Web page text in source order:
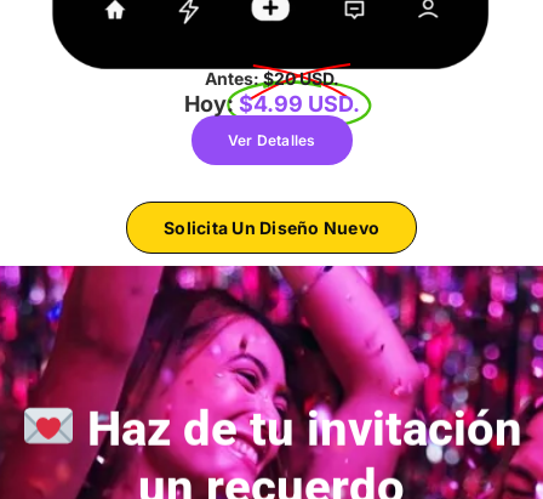
Hoy:$4.99 USD.
Ver Detalles
Antes:$20 USD.
Solicita Un Diseño Nuevo
Haz de tu invitación
un recuerdo